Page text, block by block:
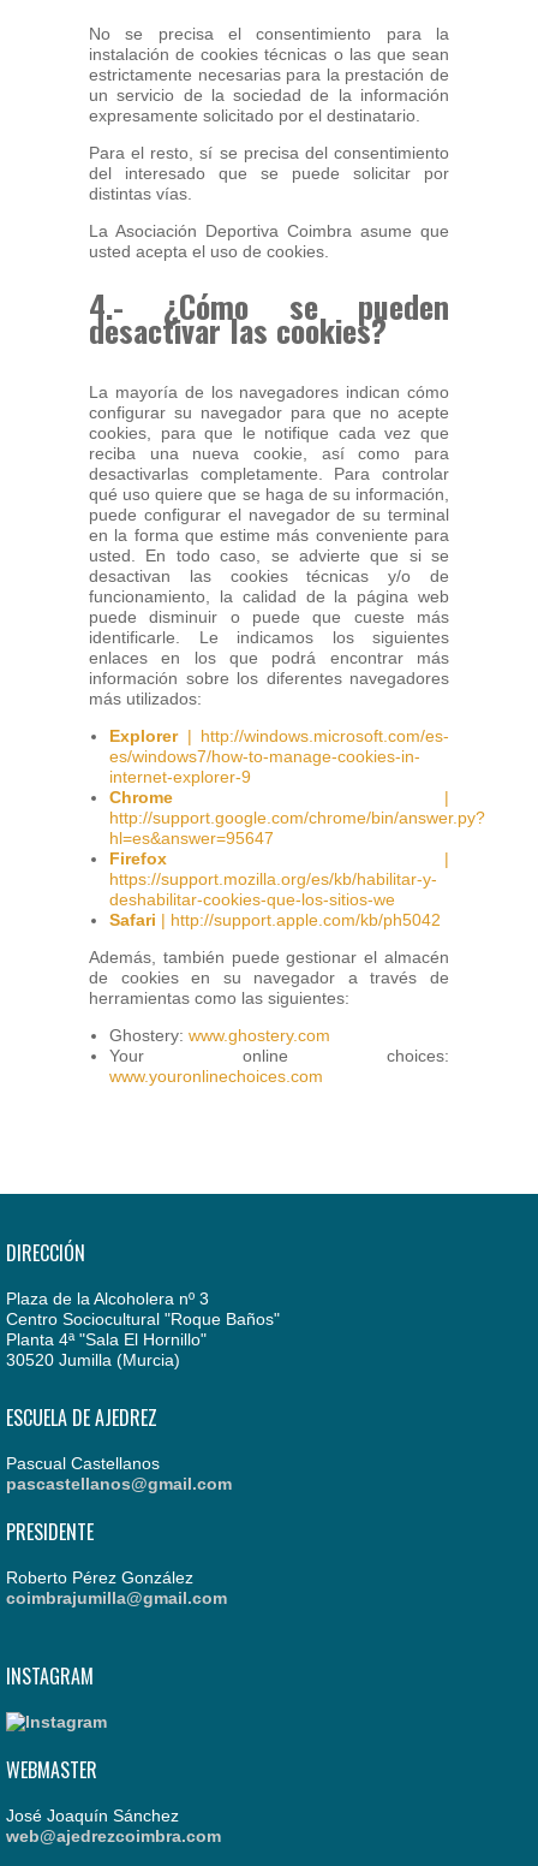
No se precisa el consentimiento para la
instalación de cookies técnicas o las que sean
estrictamente necesarias para la prestación de
un servicio de la sociedad de la información
expresamente solicitado por el destinatario.
Para el resto, sí se precisa del consentimiento
del interesado que se puede solicitar por
distintas vías.
La Asociación Deportiva Coimbra asume que
usted acepta el uso de cookies.
4.- ¿Cómo se pueden
desactivar las cookies?
La mayoría de los navegadores indican cómo
configurar su navegador para que no acepte
cookies, para que le notifique cada vez que
reciba una nueva cookie, así como para
desactivarlas completamente. Para controlar
qué uso quiere que se haga de su información,
puede configurar el navegador de su terminal
en la forma que estime más conveniente para
usted. En todo caso, se advierte que si se
desactivan las cookies técnicas y/o de
funcionamiento, la calidad de la página web
puede disminuir o puede que cueste más
identificarle. Le indicamos los siguientes
enlaces en los que podrá encontrar más
información sobre los diferentes navegadores
más utilizados:
Explorer| http://windows.microsoft.com/es-
es/windows7/how-to-manage-cookies-in-
internet-explorer-9
Chrome |
http://support.google.com/chrome/bin/answer.py?
hl=es&answer=95647
Firefox |
https://support.mozilla.org/es/kb/habilitar-y-
deshabilitar-cookies-que-los-sitios-we
Safari | http://support.apple.com/kb/ph5042
Además, también puede gestionar el almacén
de cookies en su navegador a través de
herramientas como las siguientes:
Ghostery: www.ghostery.com
Your online choices:
www.youronlinechoices.com
DIRECCIÓN
Plaza de la Alcoholera nº 3
Centro Sociocultural "Roque Baños"
Planta 4ª "Sala El Hornillo"
30520 Jumilla (Murcia)
ESCUELA DE AJEDREZ
Pascual Castellanos
pascastellanos@gmail.com
PRESIDENTE
Roberto Pérez González
coimbrajumilla@gmail.com
INSTAGRAM
WEBMASTER
José Joaquín Sánchez
web@ajedrezcoimbra.com